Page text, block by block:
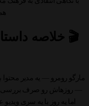
🎬 خلاصه
— روزهاش رو صرف بررسی
اما یه روز با یه سری